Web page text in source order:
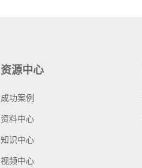
资源中心
成功案例
资料中心
知识中心
视频中心